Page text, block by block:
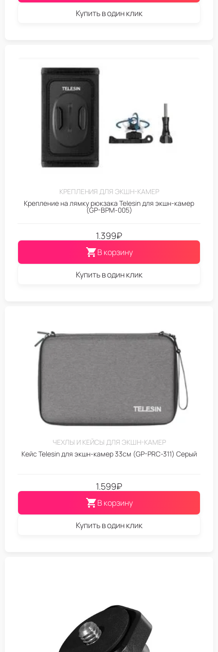
Купить в один клик
КРЕПЛЕНИЯ ДЛЯ ЭКШН-КАМЕР
Крепление на лямку рюкзака Telesin для экшн-камер
(GP-BPM-005)
1.399₽
В корзину
Купить в один клик
ЧЕХЛЫ И КЕЙСЫ ДЛЯ ЭКШН-КАМЕР
Кейс Telesin для экшн-камер 33см (GP-PRC-311) Серый
1.599₽
В корзину
Купить в один клик